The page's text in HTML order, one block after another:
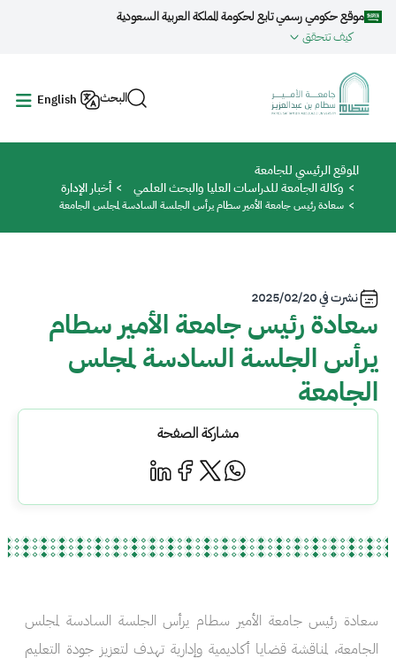
تجاوز إلى المحتوى الرئيسي
موقع حكومي رسمي تابع لحكومة المملكة العربية السعودية
كيف تتحقق
البحث English
مسار التنقل
الموقع الرئيسي للجامعة
وكالة الجامعة للدراسات العليا والبحث العلمي
أخبار الإدارة
سعادة رئيس جامعة الأمير سطام يرأس الجلسة السادسة لمجلس الجامعة
نشرت في2025/02/20
سعادة رئيس جامعة الأمير سطام
يرأس الجلسة السادسة لمجلس
الجامعة
مشاركة الصفحة
سعادة رئيس جامعة الأمير سطام يرأس الجلسة السادسة لمجلس
الجامعة، لمناقشة قضايا أكاديمية وإدارية تهدف لتعزيز جودة التعليم